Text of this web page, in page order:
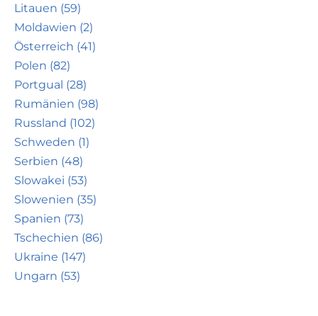
Litauen (59)
Moldawien (2)
Österreich (41)
Polen (82)
Portgual (28)
Rumänien (98)
Russland (102)
Schweden (1)
Serbien (48)
Slowakei (53)
Slowenien (35)
Spanien (73)
Tschechien (86)
Ukraine (147)
Ungarn (53)